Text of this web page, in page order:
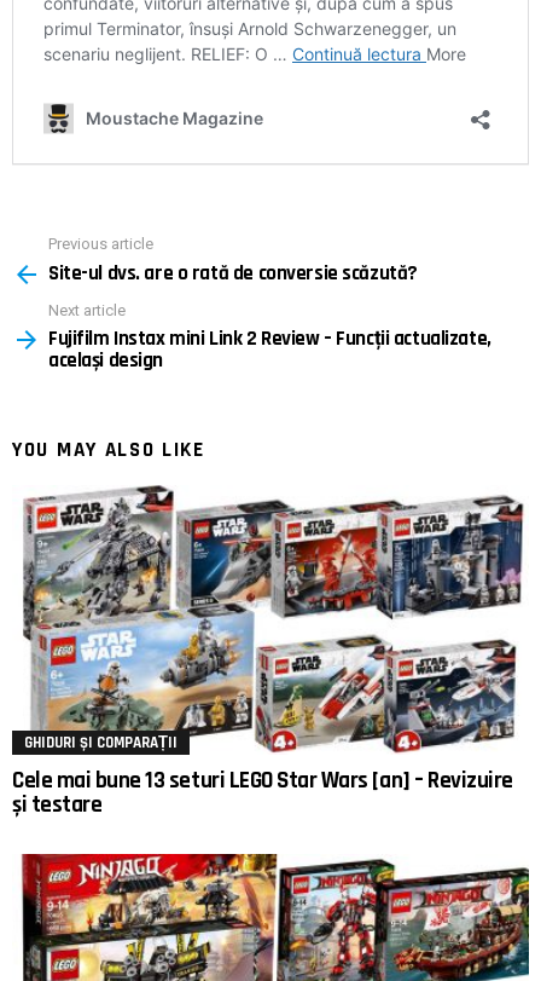
more
Previous article
Site-ul dvs. are o rată de conversie scăzută?
Next article
Fujifilm Instax mini Link 2 Review – Funcții actualizate,
același design
YOU MAY ALSO LIKE
GHIDURI ȘI COMPARAȚII
Cele mai bune 13 seturi LEGO Star Wars [an] – Revizuire
și testare